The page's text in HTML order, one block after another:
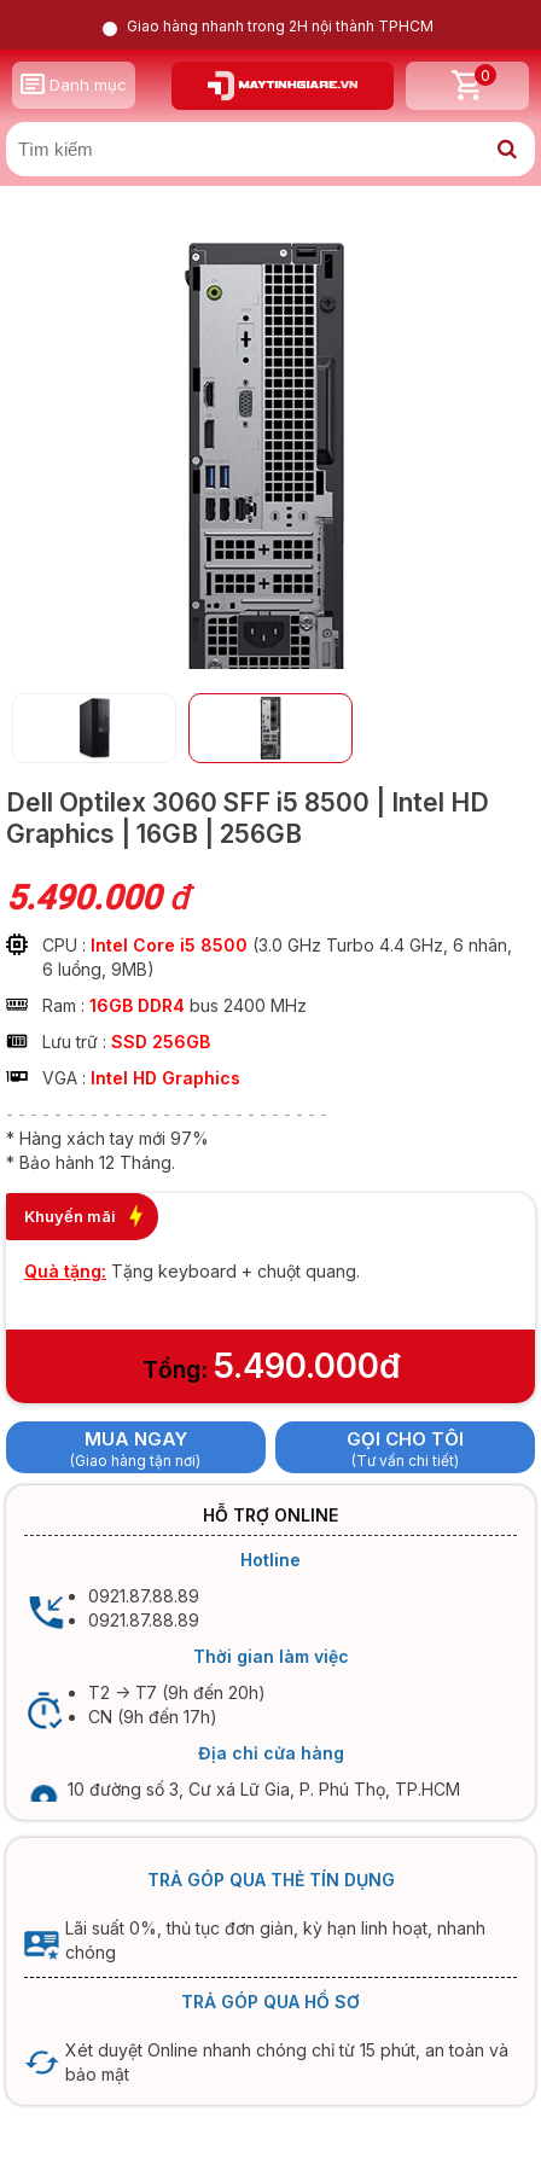
Giao hàng nhanh trong 2H nội thành TPHCM
Danh mục 0
Dell Optilex 3060 SFF i5 8500 | Intel HD
Graphics | 16GB | 256GB
5.490.000đ
CPU : Intel Core i5 8500 (3.0 GHz Turbo 4.4 GHz, 6 nhân,
6 luồng, 9MB)
Ram : 16GB DDR4 bus 2400 MHz
Lưu trữ : SSD 256GB
VGA : Intel HD Graphics
- - - - - - - - - - - - - - - - - - - - - - - - - - -
* Hàng xách tay mới 97%
* Bảo hành 12 Tháng.
Khuyến mãi
Quà tặng: Tặng keyboard + chuột quang.
Tổng: 5.490.000đ
MUA NGAY
(Giao hàng tận nơi)
GỌI CHO TÔI
(Tư vấn chi tiết)
GỌI LẠI CHO TÔI X
Dell Optilex 3060 SFF i5 8500 | Intel HD Graphics | 16GB
| 256GB
HỖ TRỢ ONLINE
Hotline
0921.87.88.89
0921.87.88.89
Thời gian làm việc
T2 -> T7 (9h đến 20h)
CN (9h đến 17h)
Địa chỉ cửa hàng
10 đường số 3, Cư xá Lữ Gia, P. Phú Thọ, TP.HCM
TRẢ GÓP QUA THẺ TÍN DỤNG
Lãi suất 0%, thủ tục đơn giản, kỳ hạn linh hoạt, nhanh
chóng
TRẢ GÓP QUA HỒ SƠ
Xét duyệt Online nhanh chóng chỉ từ 15 phút, an toàn và
bảo mật